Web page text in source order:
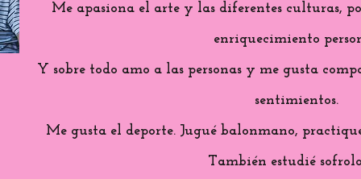
Me apasiona el arte y las diferentes culturas,
enriquecimiento
Y sobre todo amo a las personas y me gusta
sentimientos.
Me gusta el deporte. Jugué balonmano,
También estudié